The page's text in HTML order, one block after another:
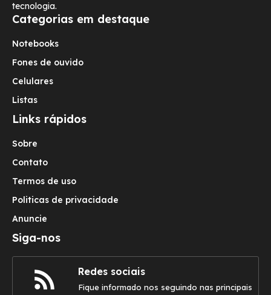
tecnologia.
Categorias em destaque
Notebooks
Fones de ouvido
Celulares
Listas
Links rápidos
Sobre
Contato
Termos de uso
Politicas de privacidade
Anuncie
Siga-nos
Redes sociais
Fique informado nos seguindo nas principais